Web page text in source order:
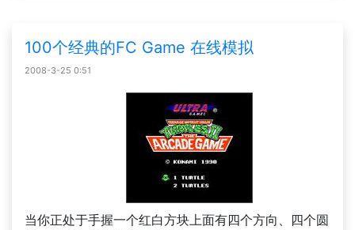
100个经典的FC Game 在线模拟
2008-3-25 0:51
当你正处于手握一个红白方块上面有四个方向、四个圆